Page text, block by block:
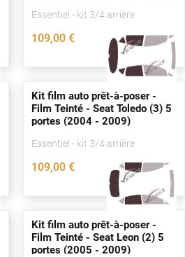
Essentiel - kit 3/4 arrière
109,00 €
3302-SEA
Kit film auto prêt-à-poser -
Film Teinté - Seat Toledo (3) 5
portes (2004 - 2009)
Essentiel - kit 3/4 arrière
109,00 €
2277-SEA
Kit film auto prêt-à-poser -
Film Teinté - Seat Leon (2) 5
portes (2005 - 2009)